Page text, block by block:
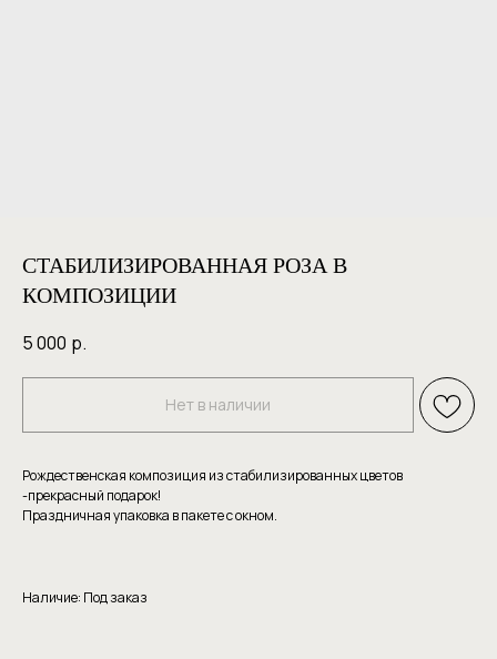
СТАБИЛИЗИРОВАННАЯ РОЗА В
КОМПОЗИЦИИ
5 000 р.
Нет в наличии
Рождественская композиция из стабилизированных цветов
-прекрасный подарок!
Праздничная упаковка в пакете с окном.
Наличие: Под заказ